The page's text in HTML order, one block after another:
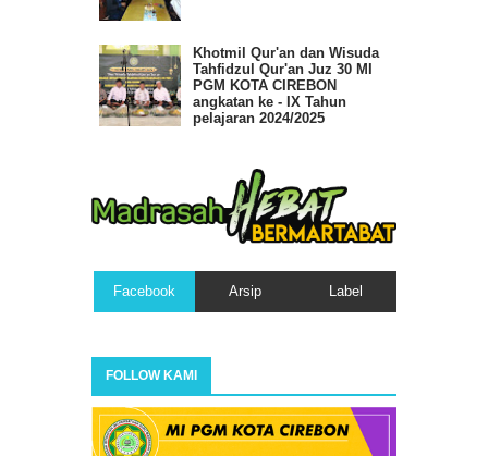
Khotmil Qur'an dan Wisuda
Tahfidzul Qur'an Juz 30 MI
PGM KOTA CIREBON
angkatan ke - IX Tahun
pelajaran 2024/2025
Facebook Arsip Label
FOLLOW KAMI